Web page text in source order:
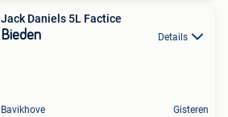
Jack Daniels 5L Factice
Bieden Details
Bavikhove Gisteren